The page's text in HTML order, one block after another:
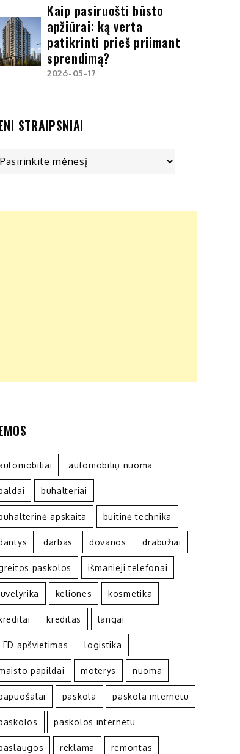
Kaip pasiruošti būsto
apžiūrai: ką verta
patikrinti prieš priimant
sprendimą?
2026-05-17
STRAIPSNIAI
automobilių nuoma
buhalteriai
apskaita buitinė technika
darbas dovanos drabužiai
paskolos išmanieji telefonai
keliones kosmetika
kreditas langai
apšvietimas logistika
papildai moterys nuoma
paskola paskola internetu
paskolos internetu
reklama remontas